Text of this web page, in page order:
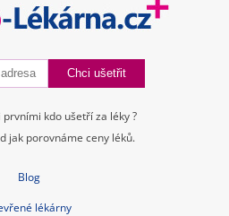
kdo ušetří za léky ?
jak porovnáme ceny léků.
Blog
lékárny